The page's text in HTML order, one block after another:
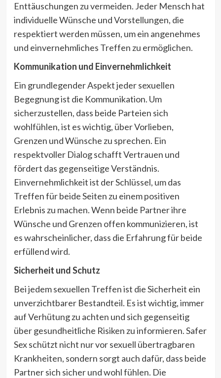
Enttäuschungen zu vermeiden. Jeder Mensch hat
individuelle Wünsche und Vorstellungen, die
respektiert werden müssen, um ein angenehmes
und einvernehmliches Treffen zu ermöglichen.
Kommunikation und Einvernehmlichkeit
Ein grundlegender Aspekt jeder sexuellen
Begegnung ist die Kommunikation. Um
sicherzustellen, dass beide Parteien sich
wohlfühlen, ist es wichtig, über Vorlieben,
Grenzen und Wünsche zu sprechen. Ein
respektvoller Dialog schafft Vertrauen und
fördert das gegenseitige Verständnis.
Einvernehmlichkeit ist der Schlüssel, um das
Treffen für beide Seiten zu einem positiven
Erlebnis zu machen. Wenn beide Partner ihre
Wünsche und Grenzen offen kommunizieren, ist
es wahrscheinlicher, dass die Erfahrung für beide
erfüllend wird.
Sicherheit und Schutz
Bei jedem sexuellen Treffen ist die Sicherheit ein
unverzichtbarer Bestandteil. Es ist wichtig, immer
auf Verhütung zu achten und sich gegenseitig
über gesundheitliche Risiken zu informieren. Safer
Sex schützt nicht nur vor sexuell übertragbaren
Krankheiten, sondern sorgt auch dafür, dass beide
Partner sich sicher und wohl fühlen. Die